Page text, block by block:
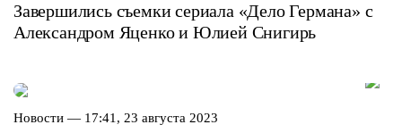
Завершились съемки сериала «Дело Германа» с
Александром Яценко и Юлией Снигирь
Новости — 17:41, 23 августа 2023